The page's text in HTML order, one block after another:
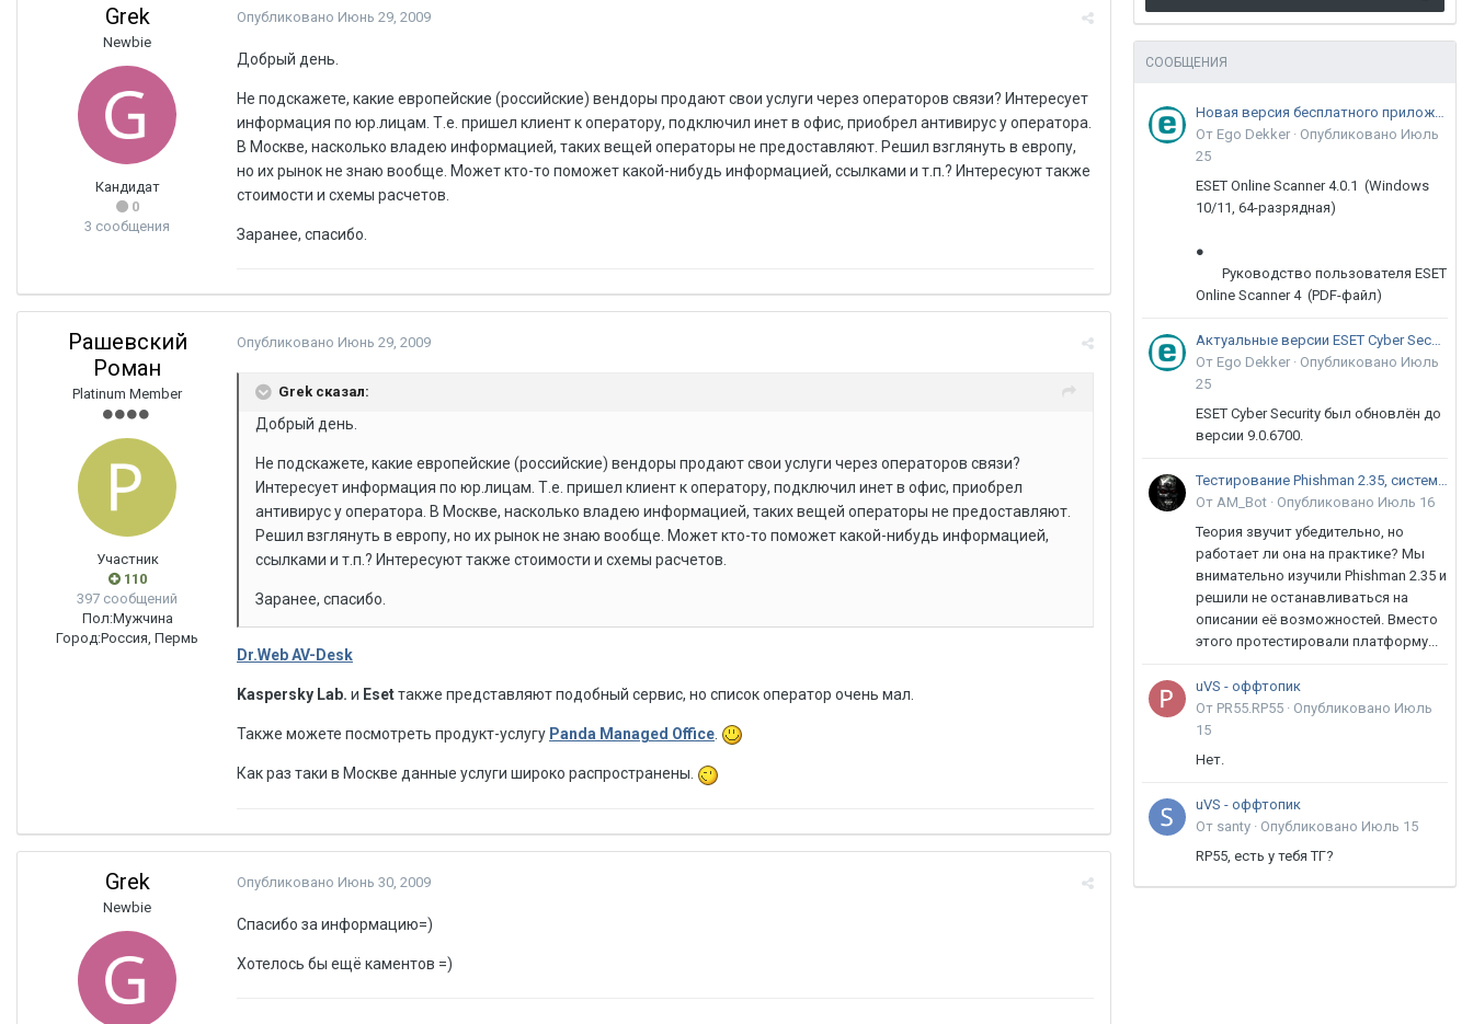
Grek
Newbie
Кандидат
0
3 сообщения
Опубликовано Июнь 29, 2009
Добрый день.
Не подскажете, какие европейские (российские) вендоры продают свои услуги через операторов связи? Интересует
информация по юр.лицам. Т.е. пришел клиент к оператору, подключил инет в офис, приобрел антивирус у оператора.
В Москве, насколько владею информацией, таких вещей операторы не предоставляют. Решил взглянуть в европу,
но их рынок не знаю вообще. Может кто-то поможет какой-нибудь информацией, ссылками и т.п.? Интересуют также
стоимости и схемы расчетов.
Заранее, спасибо.
Рашевский
Роман
Platinum Member
Участник
110
397 сообщений
Пол:Мужчина
Город:Россия, Пермь
Опубликовано Июнь 29, 2009
Grek сказал:
Добрый день.
Не подскажете, какие европейские (российские) вендоры продают свои услуги через операторов связи?
Интересует информация по юр.лицам. Т.е. пришел клиент к оператору, подключил инет в офис, приобрел
антивирус у оператора. В Москве, насколько владею информацией, таких вещей операторы не предоставляют.
Решил взглянуть в европу, но их рынок не знаю вообще. Может кто-то поможет какой-нибудь информацией,
ссылками и т.п.? Интересуют также стоимости и схемы расчетов.
Заранее, спасибо.
Dr.Web AV-Desk
Kaspersky Lab. и Esetтакже представляют подобный сервис, но список оператор очень мал.
Также можете посмотреть продукт-услугу Panda Managed Office
Как раз таки в Москве данные услуги широко распространены.
Grek
Newbie
Опубликовано Июнь 30, 2009
Спасибо за информацию=)
Хотелось бы ещё каментов =)
СООБЩЕНИЯ
Новая версия бесплатного приложения ESET Online Scanner доступна пользователям
От Ego Dekker · Опубликовано Июль
25
ESET Online Scanner 4.0.1 (Windows
10/11, 64-разрядная)
●
Руководство пользователя ESET
Online Scanner 4 (PDF-файл)
Актуальные версии ESET Cyber Security 9
От Ego Dekker · Опубликовано Июль
25
ESET Cyber Security был обновлён до
версии 9.0.6700.
Тестирование Phishman 2.35, системы повышения осведомлённости пользователей в сфере ИБ
От AM_Bot · Опубликовано Июль 16
Теория звучит убедительно, но
работает ли она на практике? Мы
внимательно изучили Phishman 2.35 и
решили не останавливаться на
описании её возможностей. Вместо
этого протестировали платформу...
uVS - оффтопик
От PR55.RP55 · Опубликовано Июль
15
Нет.
uVS - оффтопик
От santy · Опубликовано Июль 15
RP55, есть у тебя ТГ?